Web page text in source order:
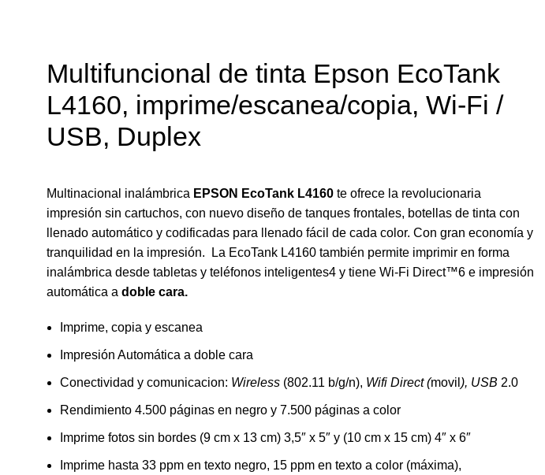
Multifuncional de tinta Epson EcoTank
L4160, imprime/escanea/copia, Wi-Fi /
USB, Duplex
Multinacional inalámbrica EPSON EcoTank L4160 te ofrece la revolucionaria
impresión sin cartuchos, con nuevo diseño de tanques frontales, botellas de tinta con
llenado automático y codificadas para llenado fácil de cada color. Con gran economía y
tranquilidad en la impresión. La EcoTank L4160 también permite imprimir en forma
inalámbrica desde tabletas y teléfonos inteligentes4 y tiene Wi-Fi Direct™6 e impresión
automática a doble cara.
Imprime, copia y escanea
Impresión Automática a doble cara
Conectividad y comunicacion: Wireless (802.11 b/g/n), Wifi Direct (movil ), USB 2.0
Rendimiento 4.500 páginas en negro y 7.500 páginas a color
Imprime fotos sin bordes (9 cm x 13 cm) 3,5″ x 5″ y (10 cm x 15 cm) 4″ x 6″
Imprime hasta 33 ppm en texto negro, 15 ppm en texto a color (máxima),